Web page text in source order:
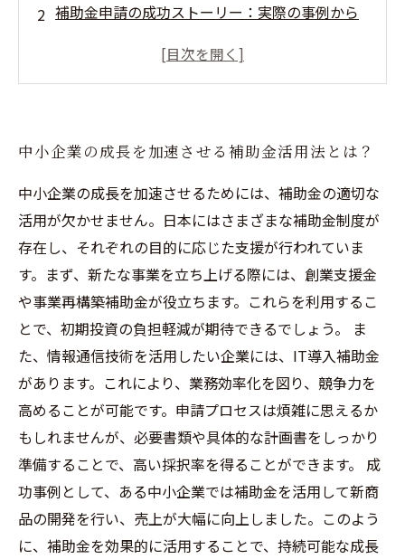
補助金申請の成功ストーリー：実際の事例から
効果的な書類準備で補助金取得の近道を探る
ステップ
成果を上げるための中小企業向け成功体験と教
訓
あなたのビジネスを変える補助金活用の第一歩
中小企業の成長を加速させる補助金活用法とは？
中小企業の成長を加速させるためには、補助金の適切な
活用が欠かせません。日本にはさまざまな補助金制度が
存在し、それぞれの目的に応じた支援が行われていま
す。まず、新たな事業を立ち上げる際には、創業支援金
や事業再構築補助金が役立ちます。これらを利用するこ
とで、初期投資の負担軽減が期待できるでしょう。 ま
た、情報通信技術を活用したい企業には、IT導入補助金
があります。これにより、業務効率化を図り、競争力を
高めることが可能です。申請プロセスは煩雑に思えるか
もしれませんが、必要書類や具体的な計画書をしっかり
準備することで、高い採択率を得ることができます。 成
功事例として、ある中小企業では補助金を活用して新商
品の開発を行い、売上が大幅に向上しました。このよう
に、補助金を効果的に活用することで、持続可能な成長